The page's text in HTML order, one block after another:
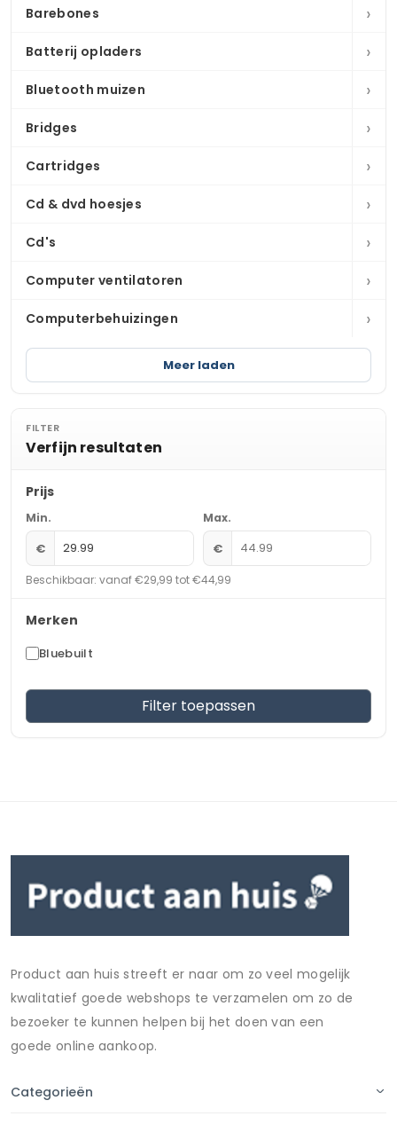
Barebones ›
Batterij opladers ›
Bluetooth muizen ›
Bridges ›
Cartridges ›
Cd & dvd hoesjes ›
Cd's ›
Computer ventilatoren ›
Computerbehuizingen ›
Meer laden
FILTER
Verfijn resultaten
Prijs
Min.
€
Max.
€
Beschikbaar: vanaf €29,99 tot €44,99
Merken
Bluebuilt
Filter toepassen
Product aan huis streeft er naar om zo veel mogelijk
kwalitatief goede webshops te verzamelen om zo de
bezoeker te kunnen helpen bij het doen van een
goede online aankoop.
Categorieën